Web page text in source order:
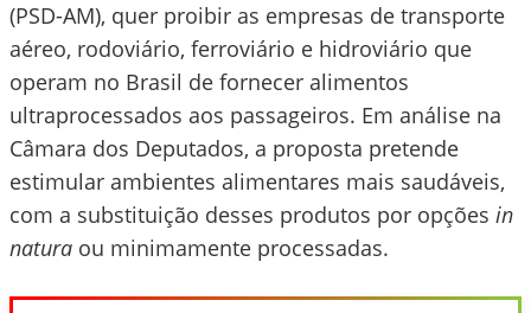
(PSD-AM), quer proibir as empresas de transporte
aéreo, rodoviário, ferroviário e hidroviário que
operam no Brasil de fornecer alimentos
ultraprocessados aos passageiros. Em análise na
Câmara dos Deputados, a proposta pretende
estimular ambientes alimentares mais saudáveis,
com a substituição desses produtos por opções in
natura ou minimamente processadas.